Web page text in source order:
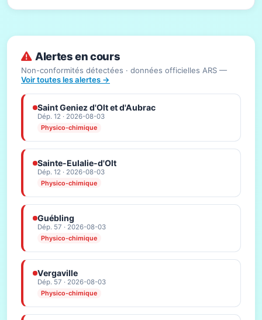
Alertes en cours
Non-conformités détectées · données officielles ARS —
Voir toutes les alertes →
Saint Geniez d'Olt et d'Aubrac
Dép. 12 · 2026-08-03
Physico-chimique
Sainte-Eulalie-d'Olt
Dép. 12 · 2026-08-03
Physico-chimique
Guébling
Dép. 57 · 2026-08-03
Physico-chimique
Vergaville
Dép. 57 · 2026-08-03
Physico-chimique